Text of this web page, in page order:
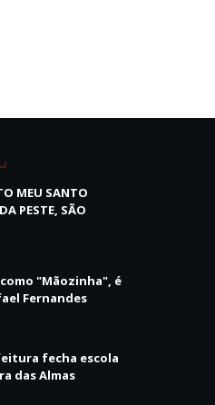
MEU SANTO
PESTE, SÃO
"Mãozinha", é
Fernandes
fecha escola
das Almas